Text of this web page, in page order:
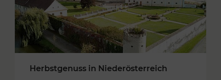
Herbstgenuss in Niederösterreich